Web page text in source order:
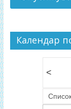
Календар
<